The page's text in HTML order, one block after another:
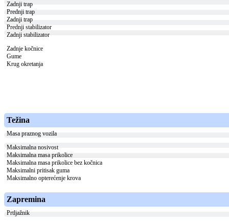
Zadnji trap
Prednji trap
Zadnji trap
Prednji stabilizator
Zadnji stabilizator
Zadnje kočnice
Gume
Krug okretanja
Težina
Masa praznog vozila
Maksimalna nosivost
Maksimalna masa prikolice
Maksimalna masa prikolice bez kočnica
Maksimalni pritisak guma
Maksimalno opterećenje krova
Zapremina
Prtljažnik